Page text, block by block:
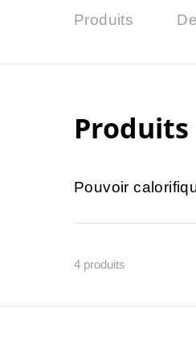
Produits
Produits
Pouvoir
4 produits